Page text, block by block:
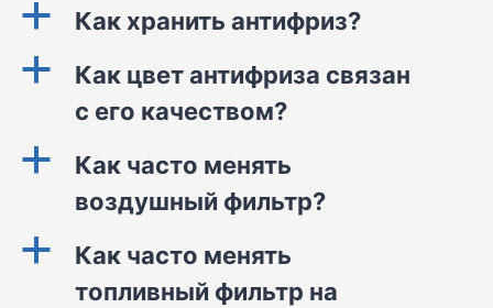
a Как хранить антифриз?
a
Как цвет антифриза связан
с его качеством?
a
Как часто менять
воздушный фильтр?
a
Как часто менять
топливный фильтр на